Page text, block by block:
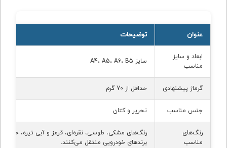
عنوان توضیحات
ابعاد و سایز
مناسب
سایز A4، A5، A6، B5
گرماژ پیشنهادی حداقل از 70 گرم
جنس مناسب تحریر و کتان
رنگ‌های
مناسب
رنگ‌های مشکی، طوسی، نقره‌ای، قرمز و آبی تیره، حس
برندهای خودرویی منتقل می‌کنند.